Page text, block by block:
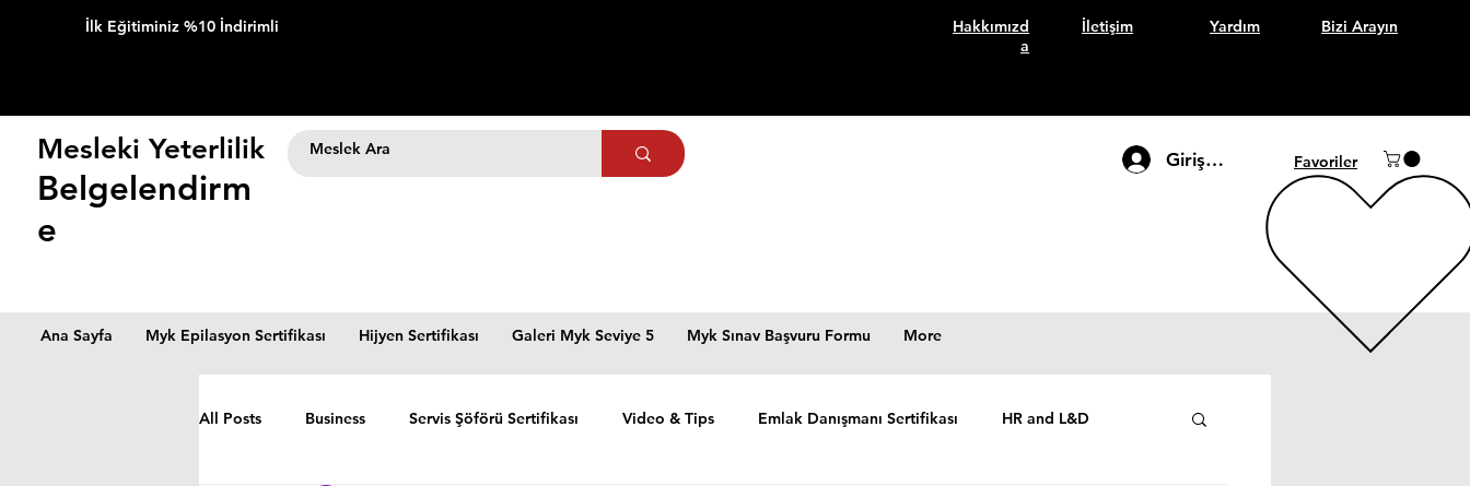
İlk Eğitiminiz %10 İndirimli
Hakkımızd
a
İletişim Yardım Bizi Arayın
Mesleki Yeterlilik
Belgelendirm
e
Giriş Yap Favoriler
Ana Sayfa Myk Epilasyon Sertifikası Hijyen Sertifikası Galeri Myk Seviye 5 Myk Sınav Başvuru Formu More
All Posts Business Servis Şöförü Sertifikası Video & Tips Emlak Danışmanı Sertifikası HR and L&D